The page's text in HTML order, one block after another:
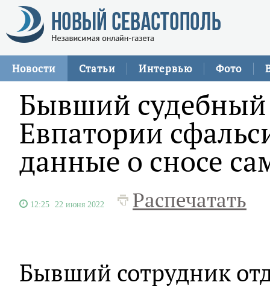
Новости Статьи Интервью Фото
Бывший судебный
Евпатории
данные о сносе
12:25 22 июня 2022 Распечатать
Бывший сотрудник